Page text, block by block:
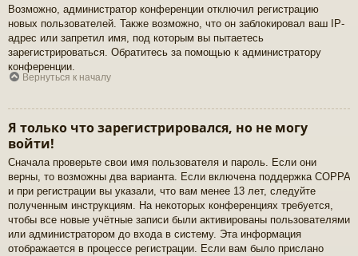
Возможно, администратор конференции отключил регистрацию
новых пользователей. Также возможно, что он заблокировал ваш IP-
адрес или запретил имя, под которым вы пытаетесь
зарегистрироваться. Обратитесь за помощью к администратору
конференции.
Вернуться к началу
Я только что зарегистрировался, но не могу
войти!
Сначала проверьте свои имя пользователя и пароль. Если они
верны, то возможны два варианта. Если включена поддержка COPPA
и при регистрации вы указали, что вам менее 13 лет, следуйте
полученным инструкциям. На некоторых конференциях требуется,
чтобы все новые учётные записи были активированы пользователями
или администратором до входа в систему. Эта информация
отображается в процессе регистрации. Если вам было прислано